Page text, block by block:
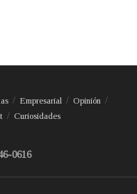
Empresarial
Opinión
Curiosidades
0616